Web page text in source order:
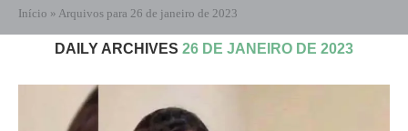
Início » Arquivos para 26 de janeiro de 2023
DAILY ARCHIVES 26 DE JANEIRO DE 2023